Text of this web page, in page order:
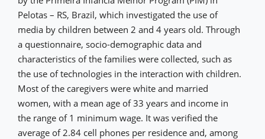
Pelotas – RS, Brazil, which investigated the use of
media by children between 2 and 4 years old. Through
a questionnaire, socio-demographic data and
characteristics of the families were collected, such as
the use of technologies in the interaction with children.
Most of the caregivers were white and married
women, with a mean age of 33 years and income in
the range of 1 minimum wage. It was verified the
average of 2.84 cell phones per residence and, among